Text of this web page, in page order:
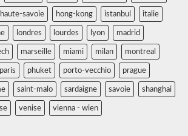
haute-savoie hong-kong istanbul italie
londres lourdes lyon madrid
marseille miami milan montreal
paris phuket porto-vecchio prague
saint-malo sardaigne savoie shanghai
venise vienna - wien